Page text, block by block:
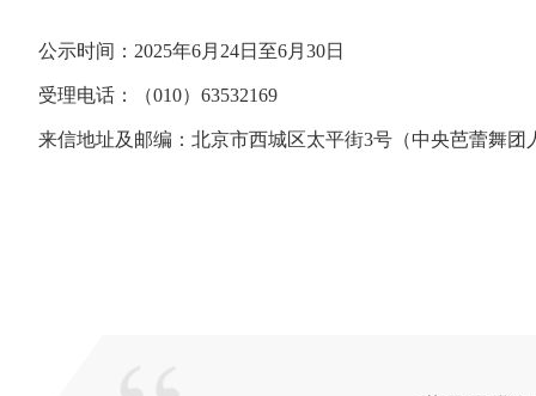
公示时间：2025年6月24日至6月30日
受理电话：（010）63532169
来信地址及邮编：北京市西城区太平街3号（中央芭蕾舞团